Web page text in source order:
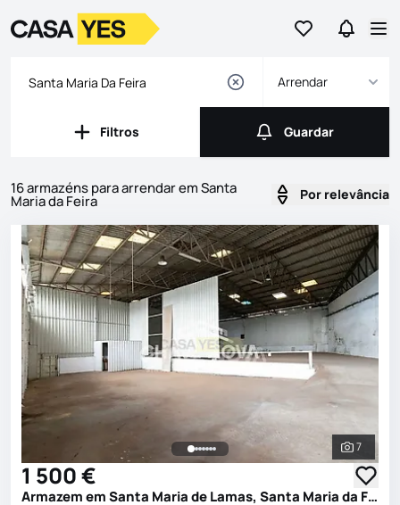
Ir para osIr para
LogoIr para a homepage
Arrendar
Filtros
Filtros Guardar
Guardar
16 armazéns para arrendar em Santa
Maria da Feira Por relevância
Imóveis
Lista de Imóveis
Ver
7
1 500 €
Armazem em Santa Maria de Lamas, Santa Maria da Feira